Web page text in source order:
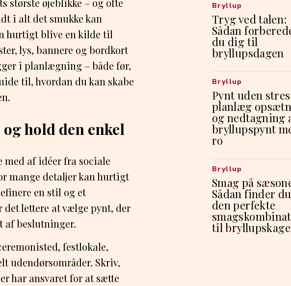
største øjeblikke – og ofte
i alt det smukke kan
hurtigt blive en kilde til
lys, bannere og bordkort
i planlægning – både før,
til, hvordan du kan skabe
hold den enkel
af idéer fra sociale
mange detaljer kan hurtigt
en stil og et
lettere at vælge pynt, der
af beslutninger.
festlokale,
udendørsområder. Skriv,
har ansvaret for at sætte
Tryg ved talen:
Sådan
du dig til
bryllupsdagen
Bryllup
Pynt uden
planlæg
og nedtagning
bryllupspynt
ro
Bryllup
Smag på
Sådan finder du
den perfekte
til
Bryllup